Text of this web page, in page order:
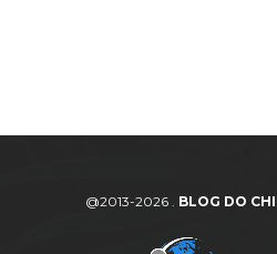
@2013-2026 . BLOG DO